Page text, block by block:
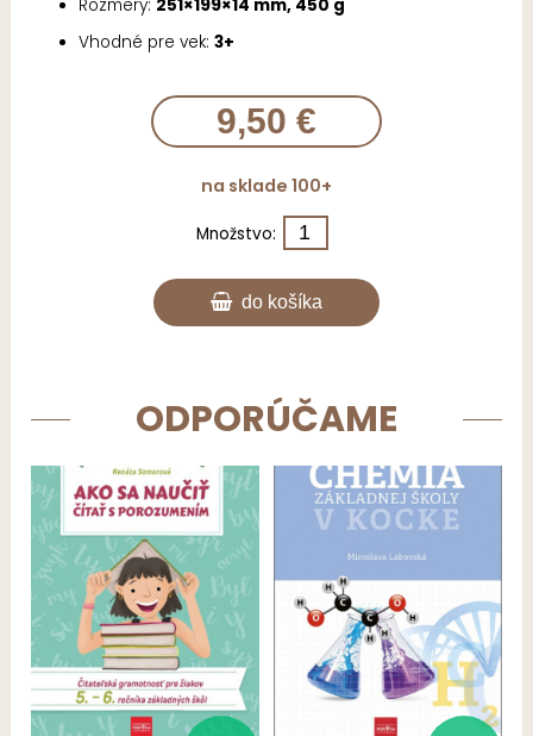
Rozmery: 251×199×14 mm, 450 g
Vhodné pre vek:3+
9,50 €
na sklade 100+
Množstvo:
do košíka
ODPORÚČAME